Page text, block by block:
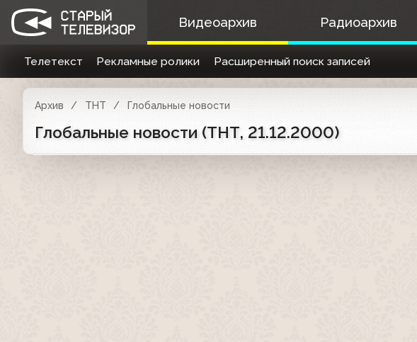
Видеоархив Радиоархив
Телетекст Рекламные ролики Расширенный поиск записей
Архив ТНТ Глобальные новости
Глобальные новости (ТНТ, 21.12.2000)